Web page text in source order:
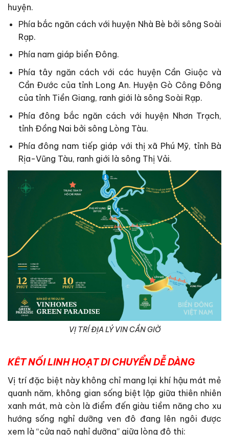
huyện.
Phía bắc ngăn cách với huyện Nhà Bè bởi sông Soài
Rạp.
Phía nam giáp biển Đông.
Phía tây ngăn cách với các huyện Cần Giuộc và
Cần Đước của tỉnh Long An. Huyện Gò Công Đông
của tỉnh Tiền Giang, ranh giới là sông Soài Rạp.
Phía đông bắc ngăn cách với huyện Nhơn Trạch,
tỉnh Đồng Nai bởi sông Lòng Tàu.
Phía đông nam tiếp giáp với thị xã Phú Mỹ, tỉnh Bà
Rịa-Vũng Tàu, ranh giới là sông Thị Vải.
VỊ TRÍ ĐỊA LÝ VIN CẦN GIỜ
KÊT NỐI LINH HOẠT DI CHUYỂN DỄ DÀNG
Vị trí đặc biệt này không chỉ mang lại khí hậu mát mẻ
quanh năm, không gian sống biệt lập giữa thiên nhiên
xanh mát, mà còn là điểm đến giàu tiềm năng cho xu
hướng sống nghỉ dưỡng ven đô đang lên ngôi được
xem là “cửa ngõ nghỉ dưỡng” giữa lòng đô thị: